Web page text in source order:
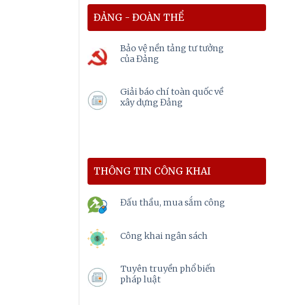
ĐẢNG - ĐOÀN THỂ
Bảo vệ nền tảng tư tưởng
của Đảng
Giải báo chí toàn quốc về
xây dựng Đảng
THÔNG TIN CÔNG KHAI
Đấu thầu, mua sắm công
Công khai ngân sách
Tuyên truyền phổ biến
pháp luật